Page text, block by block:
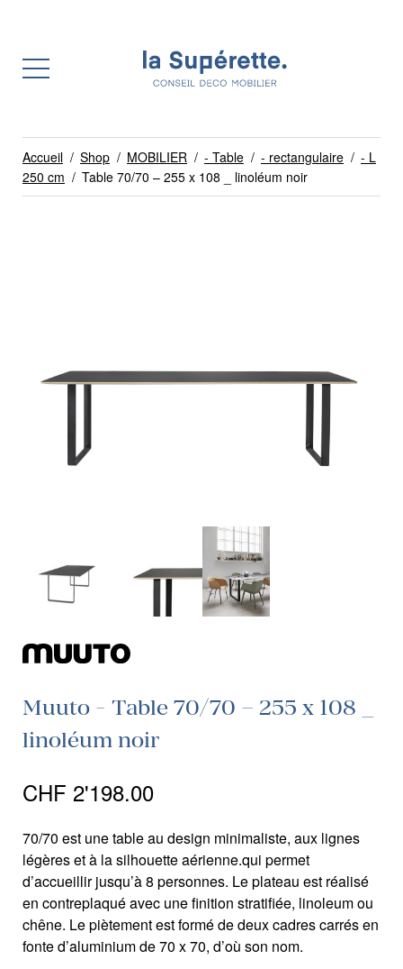
Accueil / Shop / MOBILIER / - Table / - rectangulaire / - L
250 cm / Table 70/70 – 255 x 108 _ linoléum noir
Muuto - Table 70/70 – 255 x 108 _
linoléum noir
CHF 2'198.00
70/70 est une table au design minimaliste, aux lignes
légères et à la silhouette aérienne.qui permet
d’accueillir jusqu’à 8 personnes. Le plateau est réalisé
en contreplaqué avec une finition stratifiée, linoleum ou
chêne. Le piètement est formé de deux cadres carrés en
fonte d’aluminium de 70 x 70, d’où son nom.